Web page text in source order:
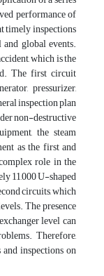
performance of
timely inspections
global events.
which is the
The first circuit
pressurizer,
inspection plan
non-destructive
the steam
as the first and
role in the
11,000 U-shaped
circuits, which
The presence
level can
Therefore,
inspections on